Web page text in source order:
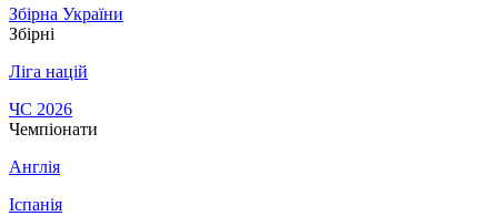
Збірна України
Збірні
Ліга націй
ЧС 2026
Чемпіонати
Англія
Іспанія